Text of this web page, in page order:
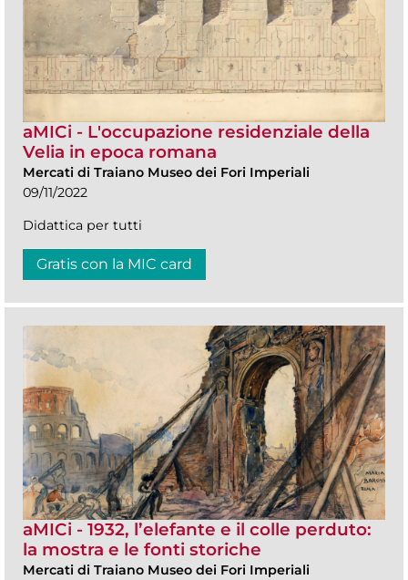
aMICi - L'occupazione residenziale della
Velia in epoca romana
Mercati di Traiano Museo dei Fori Imperiali
09/11/2022
Didattica per tutti
Gratis con la MIC card
aMICi - 1932, l’elefante e il colle perduto:
la mostra e le fonti storiche
Mercati di Traiano Museo dei Fori Imperiali